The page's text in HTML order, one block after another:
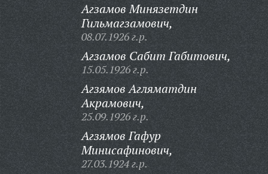
Агзамов Минязетдин
Гильмагзамович,
08.07.1926 г.р.
Агзамов Сабит Габитович,
15.05.1926 г.р.
Агзямов Агляматдин
Акрамович,
25.09.1926 г.р.
Агзямов Гафур
Минисафинович,
27.03.1924 г.р.